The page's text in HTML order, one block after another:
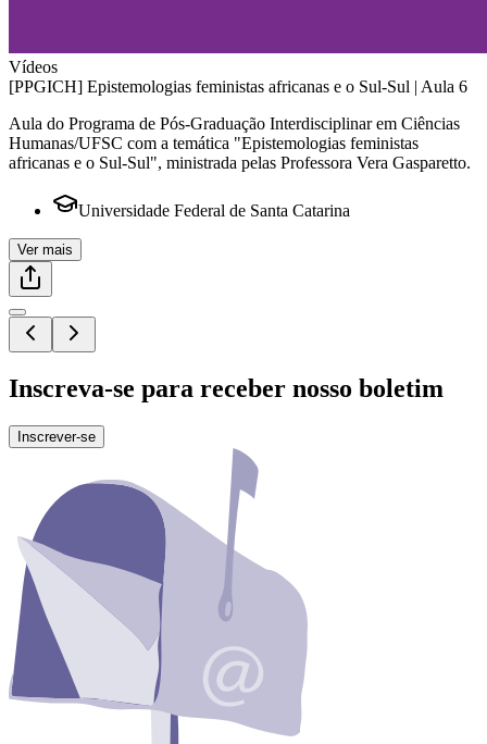
Vídeos
[PPGICH] Epistemologias feministas africanas e o Sul-Sul | Aula 6
Aula do Programa de Pós-Graduação Interdisciplinar em Ciências
Humanas/UFSC com a temática "Epistemologias feministas
africanas e o Sul-Sul", ministrada pelas Professora Vera Gasparetto.
Universidade Federal de Santa Catarina
Ver mais
Inscreva-se para receber nosso boletim
Inscrever-se